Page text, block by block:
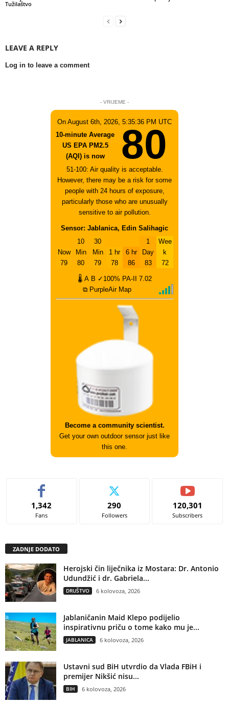
Tužilaštvo
LEAVE A REPLY
Log in to leave a comment
- VRIJEME -
On August 6th, 2026, 5:35:36 PM UTC
10-minute Average
US EPA PM2.5
(AQI) is now
80
51-100: Air quality is acceptable.
However, there may be a risk for some
people with 24 hours of exposure,
particularly those who are unusually
sensitive to air pollution.
Sensor: Jablanica, Edin Salihagic
Now
79
10
Min
80
30
Min
79
1 hr
78
6 hr
86
1
Day
83
Wee
k
72
🌡 A B ✓100% PA-II
7.02
⧉ PurpleAir Map
Become a community scientist.
Get your own outdoor sensor just like
this one.
1,342
Fans
290
Followers
120,301
Subscribers
ZADNJE DODATO
Herojski čin liječnika iz Mostara: Dr. Antonio
Udundžić i dr. Gabriela...
DRUŠTVO 6 kolovoza, 2026
Jablaničanin Maid Klepo podijelio
inspirativnu priču o tome kako mu je...
JABLANICA 6 kolovoza, 2026
Ustavni sud BiH utvrdio da Vlada FBiH i
premijer Nikšić nisu...
BIH 6 kolovoza, 2026